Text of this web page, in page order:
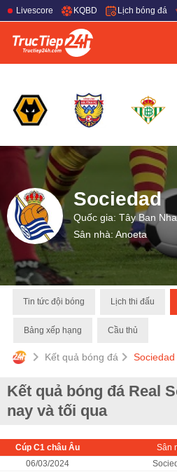
Livescore KQBD Lịch bóng đá
Sociedad
Quốc gia: Tây Ban Nha
Sân nhà: Anoeta
Tin tức đội bóng Lịch thi đấu
Bảng xếp hạng Cầu thủ
Kết quả bóng đá Sociedad
Kết quả bóng đá Real
nay và tối qua
Cúp C1 châu Âu Sân
06/03/2024